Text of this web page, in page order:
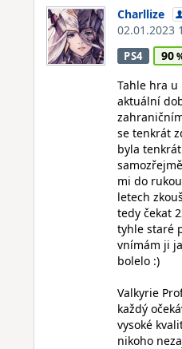
Charllize
02.01.2023
PS4
90
Tahle hra u
aktuální
se tenkrát
byla
mi do
letech
tedy čekat
tyhle staré
vnímám ji
bolelo :)
Valkyrie
každý
vysoké
nikoho